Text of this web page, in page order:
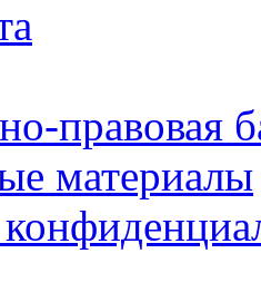
правовая
материалы